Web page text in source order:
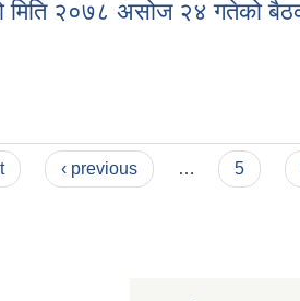
मिति २०७८ असोज २४ गतेको
‹ previous … 5